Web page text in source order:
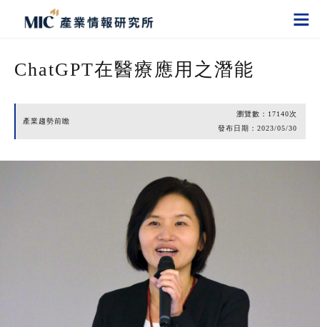
ChatGPT在醫療應用之潛能
產業趨勢前瞻
瀏覽數： 17140次
發布日期： 2023/05/30